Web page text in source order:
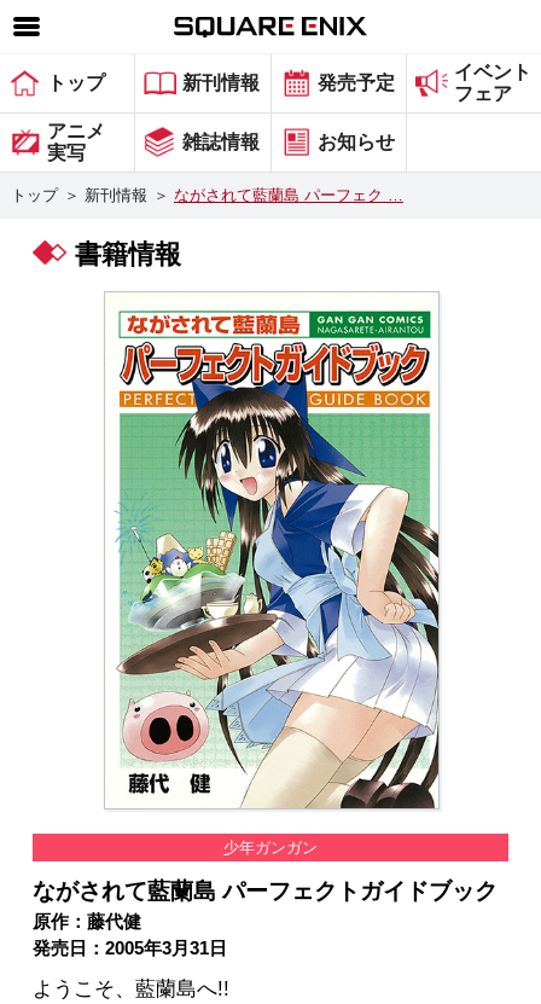
SQUARE ENIX 公式サイトメニュー
ゲーム
マガジン＆ブックス
グッズ
会社情報 採用情報
スクウェア・エニックス サイト内検索
トップ 新刊情報 発売予定
イベント
フェア
アニメ
実写
雑誌情報 お知らせ
トップ ＞ 新刊情報 ＞ ながされて藍蘭島 パーフェク …
書籍情報
少年ガンガン
ながされて藍蘭島 パーフェクトガイドブック
原作：藤代健
発売日：2005年3月31日
ようこそ、藍蘭島へ!!